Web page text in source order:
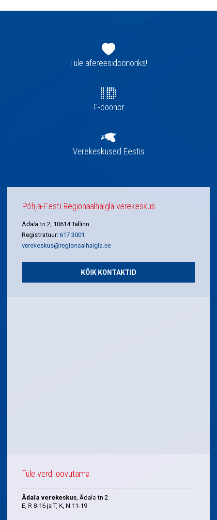
navigatsioonTule afereesidoonoriks!
E-doonor
Verekeskused Eestis
Põhja-Eesti Regionaalhaigla verekeskus
Ädala tn 2, 10614 Tallinn
Registratuur: 617 3001
verekeskus@regionaalhaigla.ee
KÕIK KONTAKTID
Tule verd loovutama
Ädala verekeskus, Ädala tn 2
E, R 8-16 ja T, K, N 11-19